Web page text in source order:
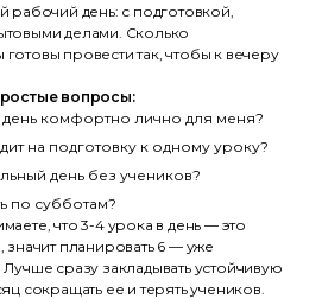
рабочий день: с подготовкой,
делами. Сколько
провести так, чтобы к вечеру
вопросы:
день комфортно лично для меня?
на подготовку к одному уроку?
день без учеников?
по субботам?
что 3-4 урока в день — это
значит планировать 6 — уже
сразу закладывать устойчивую
сокращать ее и терять учеников.